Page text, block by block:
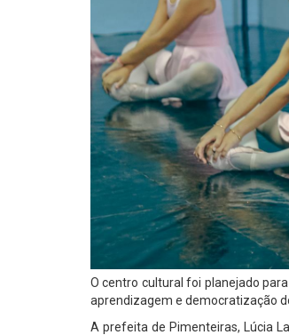
O centro cultural foi planejado
aprendizagem e democratização
A prefeita de Pimenteiras, Lúcia